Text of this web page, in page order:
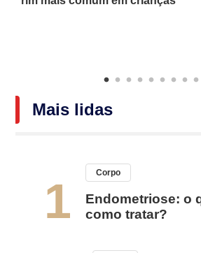
Mais lidas
1
Corpo
Endometriose: o
como tratar?